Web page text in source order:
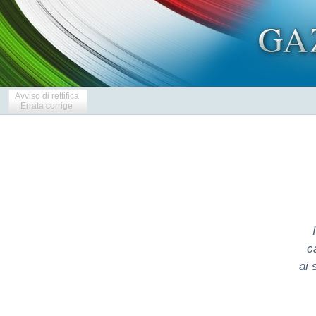
Avviso di rettifica
Errata corrige
ai